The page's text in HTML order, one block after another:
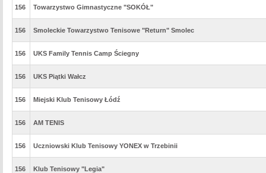
156 Towarzystwo Gimnastyczne "SOKÓŁ"
156 Smoleckie Towarzystwo Tenisowe "Return" Smolec
156 UKS Family Tennis Camp Ściegny
156 UKS Piątki Wałcz
156 Miejski Klub Tenisowy Łódź
156 AM TENIS
156 Uczniowski Klub Tenisowy YONEX w Trzebinii
156 Klub Tenisowy "Legia"